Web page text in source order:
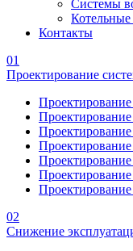
Системы
Контакты
01
Проектирование
02
Снижение